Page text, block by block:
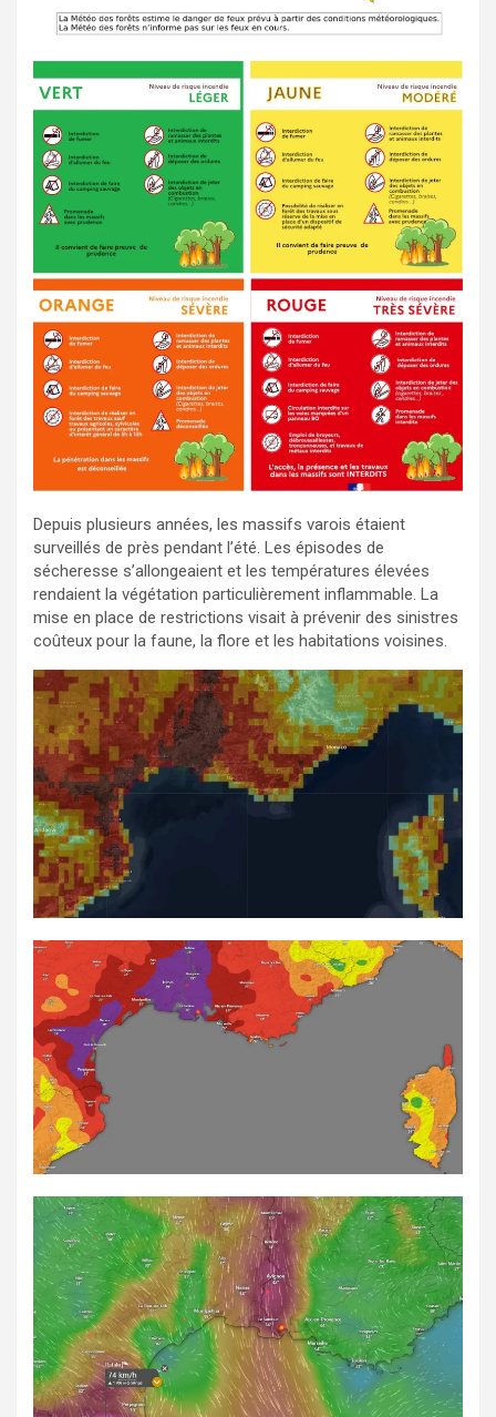
Depuis plusieurs années, les massifs varois étaient
surveillés de près pendant l’été. Les épisodes de
sécheresse s’allongeaient et les températures élevées
rendaient la végétation particulièrement inflammable. La
mise en place de restrictions visait à prévenir des sinistres
coûteux pour la faune, la flore et les habitations voisines.